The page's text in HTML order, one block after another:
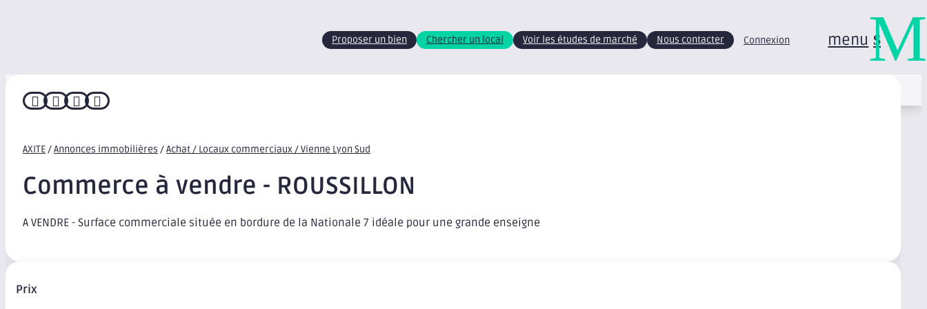
Proposer un bien Chercher un local Voir les études de marché Nous contacter Connexion menu
   
AXITE/Annonces immobilières /Achat / Locaux commerciaux / Vienne Lyon Sud
Commerce à vendre - ROUSSILLON
A VENDRE - Surface commerciale située en bordure de la Nationale 7 idéale pour une grande enseigne
Prix
M